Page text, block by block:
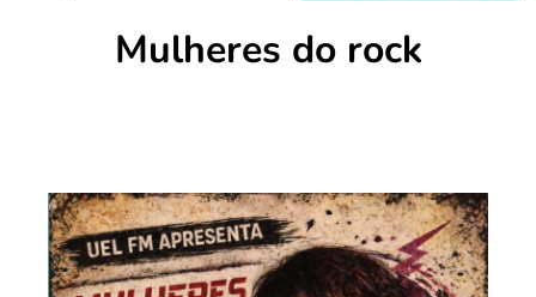
Mulheres do rock